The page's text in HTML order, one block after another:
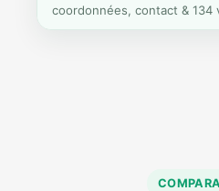
coordonnées, contact & 134